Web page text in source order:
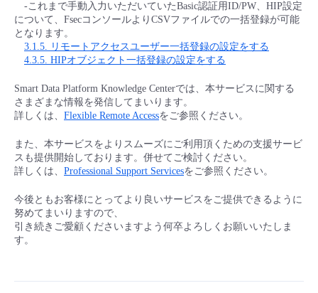
-これまで手動入力いただいていたBasic認証用ID/PW、HIP設定
について、FsecコンソールよりCSVファイルでの一括登録が可能
となります。
3.1.5. リモートアクセスユーザー一括登録の設定をする
4.3.5. HIPオブジェクト一括登録の設定をする
Smart Data Platform Knowledge Centerでは、本サービスに関する
さまざまな情報を発信してまいります。
詳しくは、 Flexible Remote Accessをご参照ください。
また、本サービスをよりスムーズにご利用頂くための支援サービ
スも提供開始しております。併せてご検討ください。
詳しくは、 Professional Support Servicesをご参照ください。
今後ともお客様にとってより良いサービスをご提供できるように
努めてまいりますので、
引き続きご愛顧くださいますよう何卒よろしくお願いいたしま
す。